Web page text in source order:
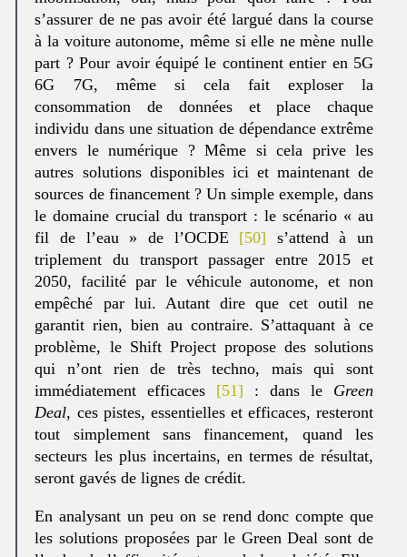
s’assurer de ne pas avoir été largué dans la course
à la voiture autonome, même si elle ne mène nulle
part ? Pour avoir équipé le continent entier en 5G
6G 7G, même si cela fait exploser la
consommation de données et place chaque
individu dans une situation de dépendance extrême
envers le numérique ? Même si cela prive les
autres solutions disponibles ici et maintenant de
sources de financement ? Un simple exemple, dans
le domaine crucial du transport : le scénario « au
fil de l’eau » de l’OCDE [50] s’attend à un
triplement du transport passager entre 2015 et
2050, facilité par le véhicule autonome, et non
empêché par lui. Autant dire que cet outil ne
garantit rien, bien au contraire. S’attaquant à ce
problème, le Shift Project propose des solutions
qui n’ont rien de très techno, mais qui sont
immédiatement efficaces [51] : dans le Green
Deal, ces pistes, essentielles et efficaces, resteront
tout simplement sans financement, quand les
secteurs les plus incertains, en termes de résultat,
seront gavés de lignes de crédit.
En analysant un peu on se rend donc compte que
les solutions proposées par le Green Deal sont de